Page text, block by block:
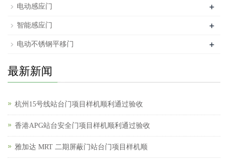
电动感应门 +
智能感应门 +
电动不锈钢平移门 +
最新新闻
杭州15号线站台门项目样机顺利通过验收
香港APG站台安全门项目样机顺利通过验收
雅加达 MRT 二期屏蔽门站台门项目样机顺